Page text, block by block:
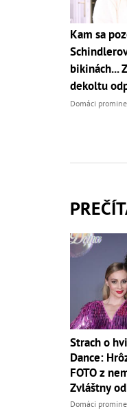
Kam sa
bikinách...
dekoltu
Domáci
Strach o
Dance:
FOTO z
Zvláštny
Domáci